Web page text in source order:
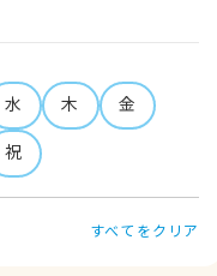
水 木
金
祝
すべてをクリア